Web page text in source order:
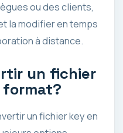
ou des clients,
la modifier en temps
à distance.
un fichier
un fichier key en